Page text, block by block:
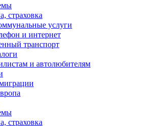
страховка
услуги
и интернет
транспорт
и автолюбителям
страховка